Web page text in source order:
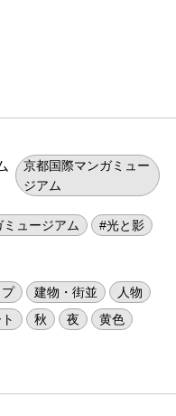
京都国際マンガミュー
ジアム
ュージアム
#光と影
建物・街並
人物
秋 夜
黄色